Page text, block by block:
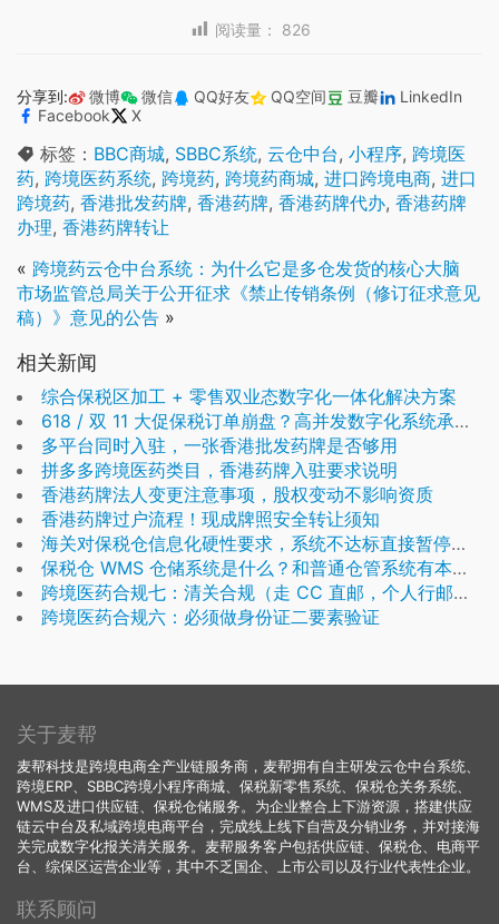
阅读量： 826
分享到: 微博 微信 QQ好友 QQ空间 豆瓣
LinkedIn
Facebook
X
标签： BBC商城, SBBC系统, 云仓中台, 小程序, 跨境医
药, 跨境医药系统, 跨境药, 跨境药商城, 进口跨境电商, 进口
跨境药, 香港批发药牌, 香港药牌, 香港药牌代办, 香港药牌
办理, 香港药牌转让
« 跨境药云仓中台系统：为什么它是多仓发货的核心大脑
市场监管总局关于公开征求《禁止传销条例（修订征求意见
稿）》意见的公告 »
相关新闻
综合保税区加工 + 零售双业态数字化一体化解决方案
618 / 双 11 大促保税订单崩盘？高并发数字化系统承载方案
多平台同时入驻，一张香港批发药牌是否够用
拼多多跨境医药类目，香港药牌入驻要求说明
香港药牌法人变更注意事项，股权变动不影响资质
香港药牌过户流程！现成牌照安全转让须知
海关对保税仓信息化硬性要求，系统不达标直接暂停业务
保税仓 WMS 仓储系统是什么？和普通仓管系统有本质区别
跨境医药合规七：清关合规（走 CC 直邮，个人行邮清关）
跨境医药合规六：必须做身份证二要素验证
关于麦帮
麦帮科技是跨境电商全产业链服务商，麦帮拥有自主研发云仓中台系统、
跨境ERP、SBBC跨境小程序商城、保税新零售系统、保税仓关务系统、
WMS及进口供应链、保税仓储服务。为企业整合上下游资源，搭建供应
链云中台及私域跨境电商平台，完成线上线下自营及分销业务，并对接海
关完成数字化报关清关服务。麦帮服务客户包括供应链、保税仓、电商平
台、综保区运营企业等，其中不乏国企、上市公司以及行业代表性企业。
联系顾问